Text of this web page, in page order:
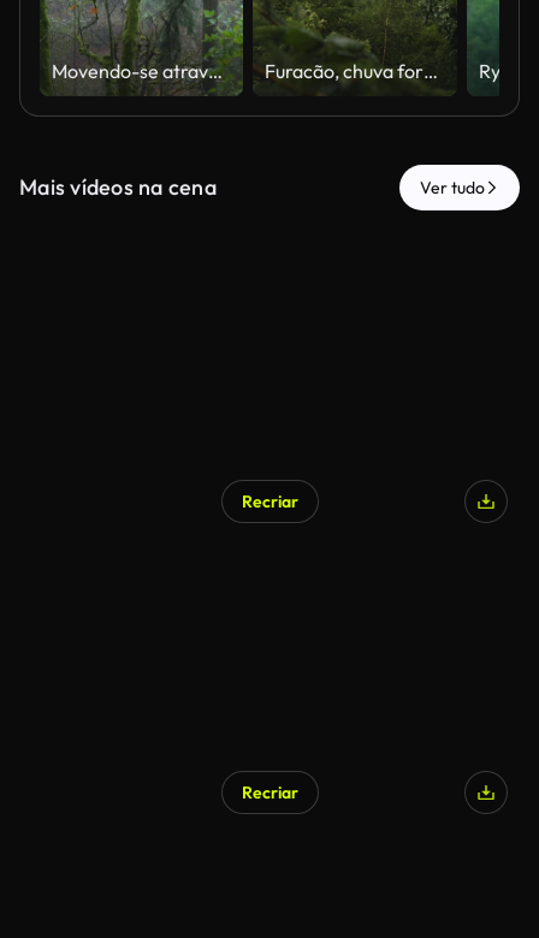
Movendo-se através de uma folha exuberante e caída na bela floresta de outono em Oregon. Imagens amplas Furacão, chuva forte com vento, trovoada. Tempestade assustadora de tufões e granizo. Ventos fortes e chuva sopram árvores em tempestades tropicais. Aquecimento Global, Mudanças Climáticas, Clima Extremo.
Mais vídeos na cena Ver tudo
Recriar
Recriar